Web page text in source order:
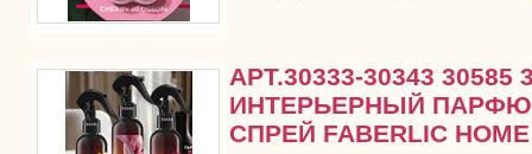
АРТ.30333-30343 30585
ИНТЕРЬЕРНЫЙ
СПРЕЙ FABERLIC HOME